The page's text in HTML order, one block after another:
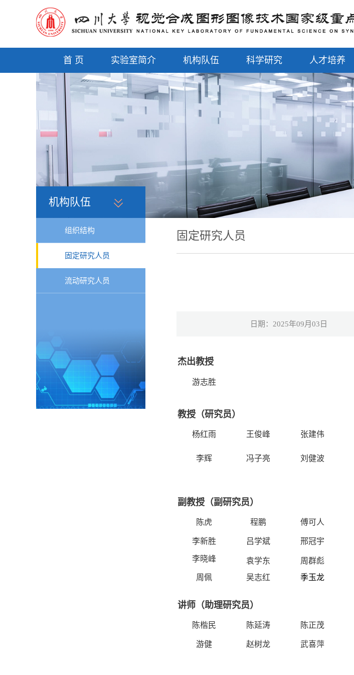
首 页 实验室简介 机构队伍 科学研究 人才培养
机构队伍
组织结构
固定研究人员
流动研究人员
固定研究人员
日期：2025年09月03日
杰出教授
游志胜
教授（研究员）
杨红雨 王俊峰 张建伟
李辉 冯子亮 刘健波
副教授（副研究员）
陈虎 程鹏 傅可人
李新胜 吕学斌 邢冠宇
李晓峰 袁学东 周群彪
周佩
吴志红 季玉龙
讲师（助理研究员）
陈楷民 陈延涛 陈正茂
游健 赵树龙 武喜萍